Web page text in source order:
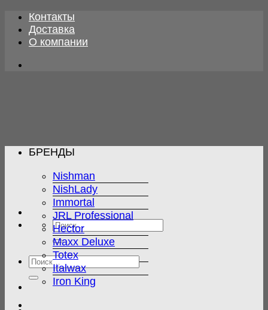
Skip
content
Контакты
Доставка
О компании
Искать:
Искать:
БРЕНДЫ
Nishman
NishLady
Immortal
JRL Professional
Hector
Maxx Deluxe
Totex
Italwax
Iron King